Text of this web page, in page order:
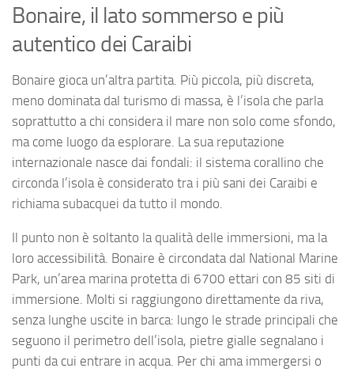
Bonaire, il lato sommerso e più
autentico dei Caraibi
Bonaire gioca un’altra partita. Più piccola, più discreta,
meno dominata dal turismo di massa, è l’isola che parla
soprattutto a chi considera il mare non solo come sfondo,
ma come luogo da esplorare. La sua reputazione
internazionale nasce dai fondali: il sistema corallino che
circonda l’isola è considerato tra i più sani dei Caraibi e
richiama subacquei da tutto il mondo.
Il punto non è soltanto la qualità delle immersioni, ma la
loro accessibilità. Bonaire è circondata dal National Marine
Park, un’area marina protetta di 6700 ettari con 85 siti di
immersione. Molti si raggiungono direttamente da riva,
senza lunghe uscite in barca: lungo le strade principali che
seguono il perimetro dell’isola, pietre gialle segnalano i
punti da cui entrare in acqua. Per chi ama immergersi o